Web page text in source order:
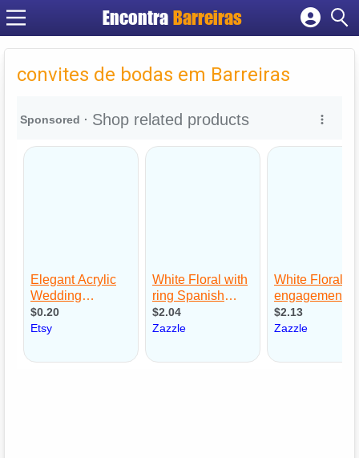
EncontraBarreiras
Cadastrar empresa
Criar conta
convites de bodas em Barreiras